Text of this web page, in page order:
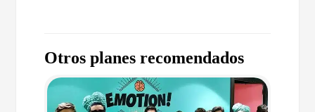
Otros planes recomendados